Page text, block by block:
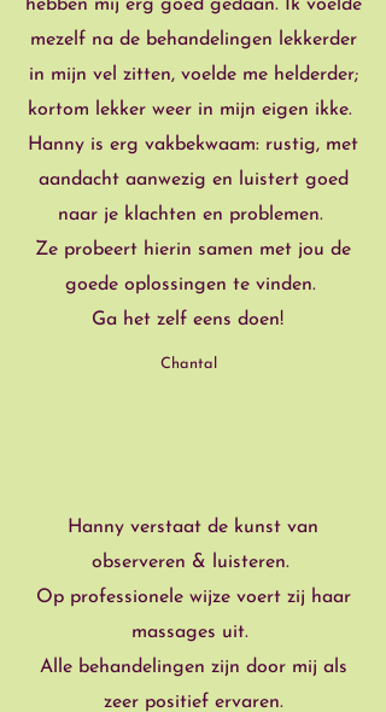
hebben mij erg goed gedaan. Ik voelde
mezelf na de behandelingen lekkerder
in mijn vel zitten, voelde me helderder;
kortom lekker weer in mijn eigen ikke.
Hanny is erg vakbekwaam: rustig, met
aandacht aanwezig en luistert goed
naar je klachten en problemen.
Ze probeert hierin samen met jou de
goede oplossingen te vinden.
Ga het zelf eens doen!
Chantal
Hanny verstaat de kunst van
observeren & luisteren.
Op professionele wijze voert zij haar
massages uit.
Alle behandelingen zijn door mij als
zeer positief ervaren.